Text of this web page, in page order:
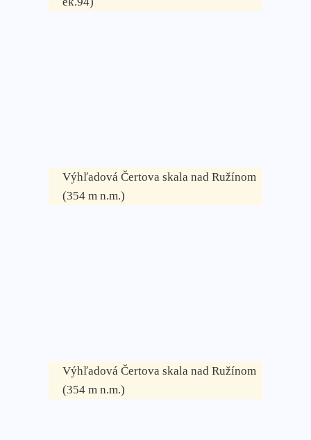
Výhľadová Čertova skala nad Ružínom
(354 m n.m.)
Výhľadová Čertova skala nad Ružínom
(354 m n.m.)